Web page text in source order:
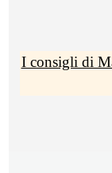
I consigli di